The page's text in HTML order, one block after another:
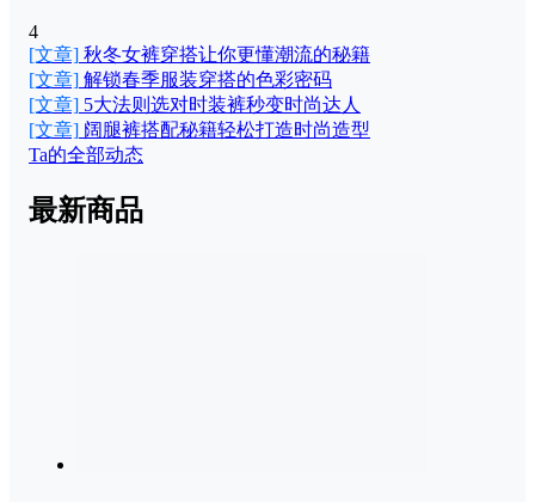
4
[文章] 秋冬女裤穿搭让你更懂潮流的秘籍
[文章] 解锁春季服装穿搭的色彩密码
[文章] 5大法则选对时装裤秒变时尚达人
[文章] 阔腿裤搭配秘籍轻松打造时尚造型
Ta的全部动态
最新商品